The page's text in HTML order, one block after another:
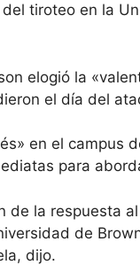
tiroteo en la
elogió la
el día del
en el campus
para
de la respuesta
de
dijo.